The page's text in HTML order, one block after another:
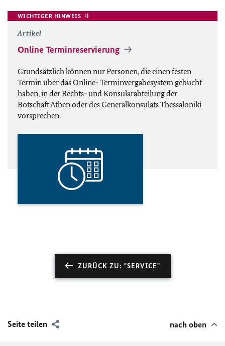
WICHTIGER HINWEIS
Artikel
Online Terminreservierung
Grundsätzlich können nur Personen, die einen festen
Termin über das Online- Terminvergabesystem gebucht
haben, in der Rechts- und Konsularabteilung der
Botschaft Athen oder des Generalkonsulats Thessaloniki
vorsprechen.
ZURÜCK ZU: "SERVICE"
Seite teilen nach oben